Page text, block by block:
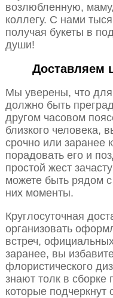
возлюбленную, маму,
коллегу. С нами
получая букеты в
души!
Доставляем
Мы уверены, что
должно быть
другом часовом
близкого человека,
срочно или заранее
порадовать его и
простой жест
можете быть рядом
них моменты.
Круглосуточная
организовать
встреч,
заранее, вы
флористического
знают толк в
которые подчеркнут